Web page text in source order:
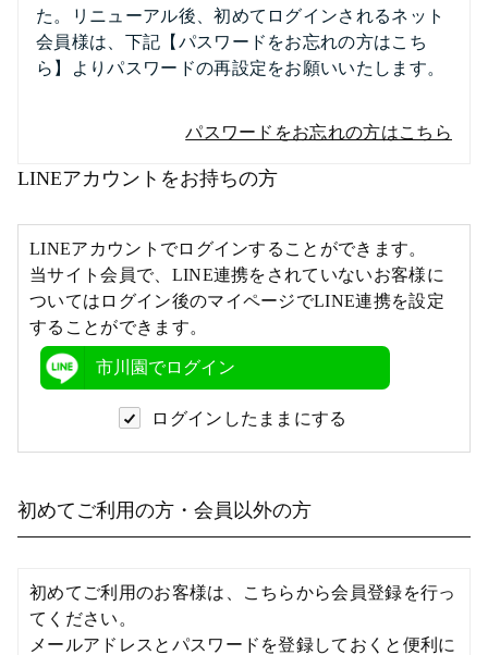
た。リニューアル後、初めてログインされるネット
会員様は、下記【パスワードをお忘れの方はこち
ら】よりパスワードの再設定をお願いいたします。
パスワードをお忘れの方はこちら
LINEアカウントをお持ちの方
LINEアカウントでログインすることができます。
当サイト会員で、LINE連携をされていないお客様に
ついてはログイン後のマイページでLINE連携を設定
することができます。
市川園でログイン
ログインしたままにする
初めてご利用の方・会員以外の方
初めてご利用のお客様は、こちらから会員登録を行っ
てください。
メールアドレスとパスワードを登録しておくと便利に